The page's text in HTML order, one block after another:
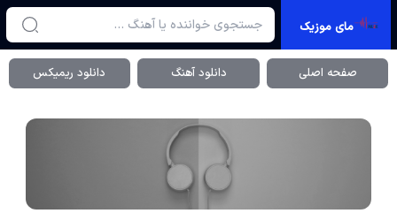
مای موزیک
صفحه اصلی دانلود آهنگ دانلود ریمیکس